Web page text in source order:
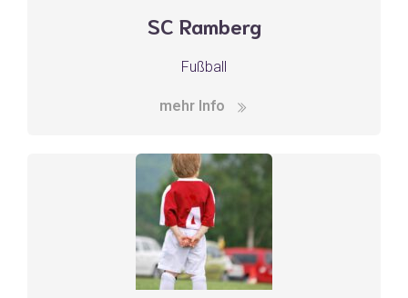
SC Ramberg
Fußball
mehr Info